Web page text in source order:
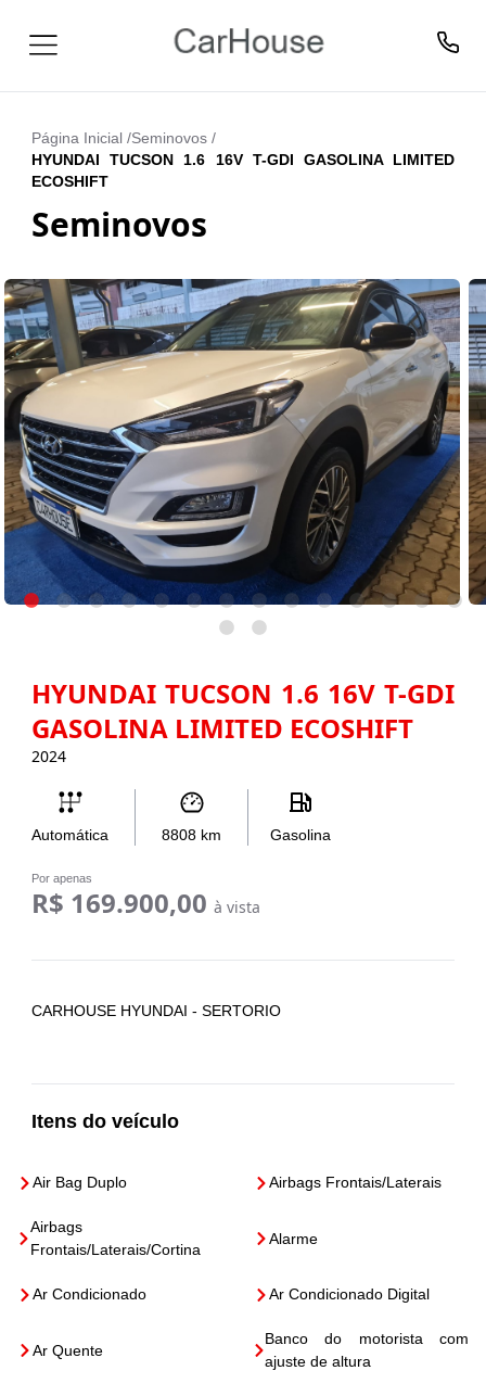
Página Inicial /Seminovos /
HYUNDAI TUCSON 1.6 16V T-GDI GASOLINA LIMITED
ECOSHIFT
Seminovos
HYUNDAI TUCSON 1.6 16V T-GDI
GASOLINA LIMITED ECOSHIFT
2024
Automática 8808 km Gasolina
Por apenas
R$ 169.900,00 à vista
CARHOUSE HYUNDAI - SERTORIO
Itens do veículo
Air Bag Duplo Airbags Frontais/Laterais
Airbags
Frontais/Laterais/Cortina
Alarme
Ar Condicionado Ar Condicionado Digital
Ar Quente
Banco do motorista com
ajuste de altura